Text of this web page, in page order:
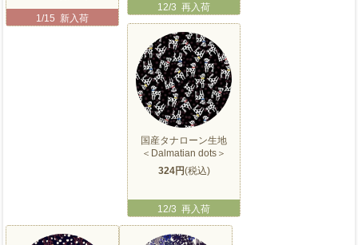
1/15 新入荷
12/3 再入荷
国産タナローン生地
＜Dalmatian dots＞
324円(税込)
12/3 再入荷